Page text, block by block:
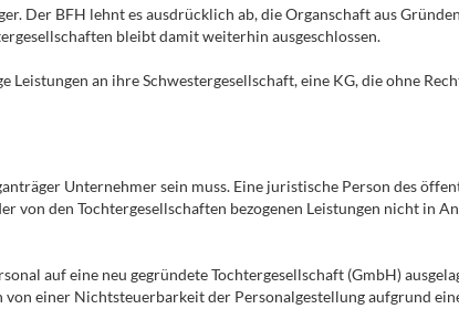
Der BFH lehnt es ausdrücklich ab, die Organschaft aus
bleibt damit weiterhin ausgeschlossen.
an ihre Schwestergesellschaft, eine KG, die ohne
Unternehmer sein muss. Eine juristische Person des
den Tochtergesellschaften bezogenen Leistungen nicht in
auf eine neu gegründete Tochtergesellschaft (GmbH)
einer Nichtsteuerbarkeit der Personalgestellung aufgrund